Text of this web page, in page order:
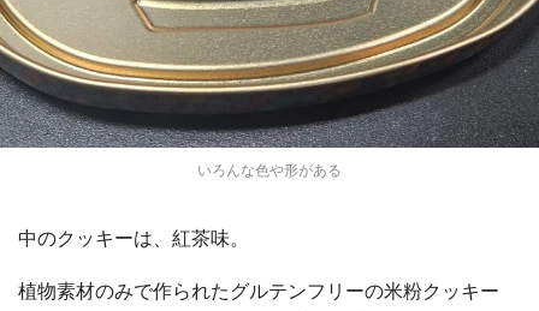
いろんな色や形がある
中のクッキーは、紅茶味。
植物素材のみで作られたグルテンフリーの米粉クッキー